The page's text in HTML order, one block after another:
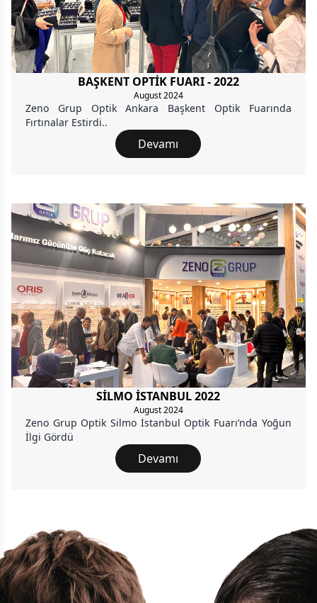
BAŞKENT OPTİK FUARI - 2022
August 2024
Zeno Grup Optik Ankara Başkent Optik Fuarında
Fırtınalar Estirdi..
Devamı
SİLMO İSTANBUL 2022
August 2024
Zeno Grup Optik Silmo İstanbul Optik Fuarı’nda Yoğun
İlgi Gördü
Devamı